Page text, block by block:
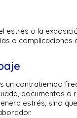
estrés o la
o complicaciones
un contratiempo
documentos o
estrés, sino